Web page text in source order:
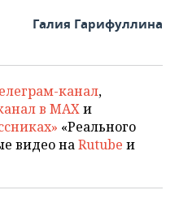
Галия Гарифуллина
канал,
в MAXи
«Реального
видео наRutube и